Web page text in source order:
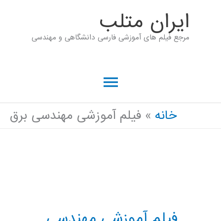
ايران متلب
مرجع فیلم های آموزشی فارسی دانشگاهی و مهندسی
فهرست
اصلی
خانه فیلم آموزشی مهندسی برق